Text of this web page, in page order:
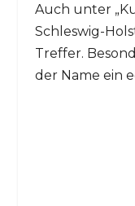
Auch unter
Schleswig-
Treffer.
der Name ein